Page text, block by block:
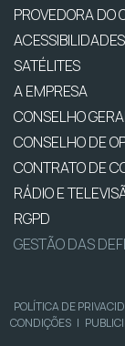
PROVEDORA DO
ACESSIBILIDADES
SATÉLITES
A EMPRESA
CONSELHO
CONSELHO DE
CONTRATO DE
RÁDIO E
RGPD
GESTÃO DAS
POLÍTICA DE
CONDIÇÕES |